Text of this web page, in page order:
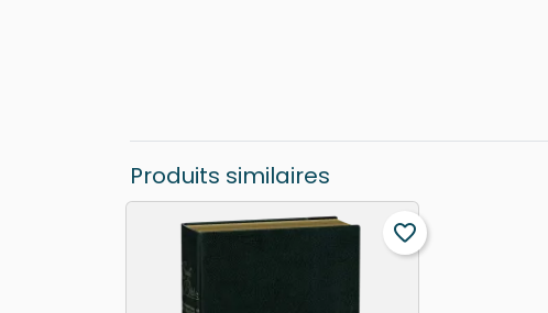
Produits similaires
favorite_border